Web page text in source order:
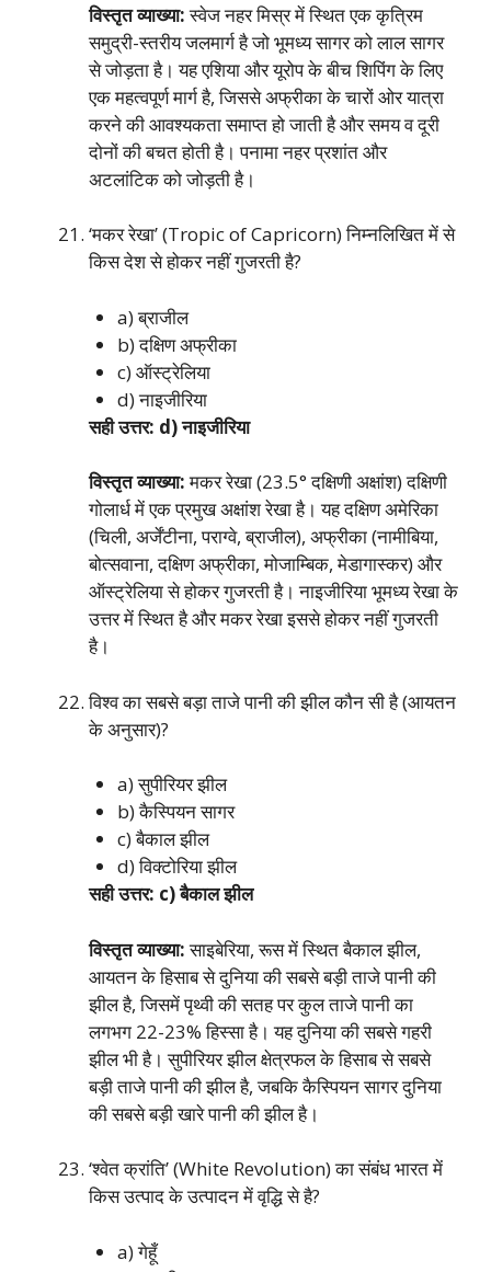
विस्तृत व्याख्या:स्वेज नहर मिस्र में स्थित एक कृत्रिम
समुद्री-स्तरीय जलमार्ग है जो भूमध्य सागर को लाल सागर
से जोड़ता है। यह एशिया और यूरोप के बीच शिपिंग के लिए
एक महत्वपूर्ण मार्ग है, जिससे अफ्रीका के चारों ओर यात्रा
करने की आवश्यकता समाप्त हो जाती है और समय व दूरी
दोनों की बचत होती है। पनामा नहर प्रशांत और
अटलांटिक को जोड़ती है।
‘मकर रेखा’ (Tropic of Capricorn) निम्नलिखित में से
किस देश से होकर नहीं गुजरती है?
a) ब्राजील
b) दक्षिण अफ्रीका
c) ऑस्ट्रेलिया
d) नाइजीरिया
सही उत्तर: d) नाइजीरिया
विस्तृत व्याख्या:मकर रेखा (23.5° दक्षिणी अक्षांश) दक्षिणी
गोलार्ध में एक प्रमुख अक्षांश रेखा है। यह दक्षिण अमेरिका
(चिली, अर्जेंटीना, पराग्वे, ब्राजील), अफ्रीका (नामीबिया,
बोत्सवाना, दक्षिण अफ्रीका, मोजाम्बिक, मेडागास्कर) और
ऑस्ट्रेलिया से होकर गुजरती है। नाइजीरिया भूमध्य रेखा के
उत्तर में स्थित है और मकर रेखा इससे होकर नहीं गुजरती
है।
विश्व का सबसे बड़ा ताजे पानी की झील कौन सी है (आयतन
के अनुसार)?
a) सुपीरियर झील
b) कैस्पियन सागर
c) बैकाल झील
d) विक्टोरिया झील
सही उत्तर: c) बैकाल झील
विस्तृत व्याख्या:साइबेरिया, रूस में स्थित बैकाल झील,
आयतन के हिसाब से दुनिया की सबसे बड़ी ताजे पानी की
झील है, जिसमें पृथ्वी की सतह पर कुल ताजे पानी का
लगभग 22-23% हिस्सा है। यह दुनिया की सबसे गहरी
झील भी है। सुपीरियर झील क्षेत्रफल के हिसाब से सबसे
बड़ी ताजे पानी की झील है, जबकि कैस्पियन सागर दुनिया
की सबसे बड़ी खारे पानी की झील है।
‘श्वेत क्रांति’ (White Revolution) का संबंध भारत में
किस उत्पाद के उत्पादन में वृद्धि से है?
a) गेहूँ